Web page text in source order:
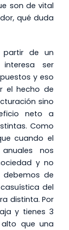
son de vital
qué duda
de un
ser
y eso
el hecho de
sino
neto a
Como
cuando el
nos
y no
de
del
distinta. Por
y tienes 3
que una